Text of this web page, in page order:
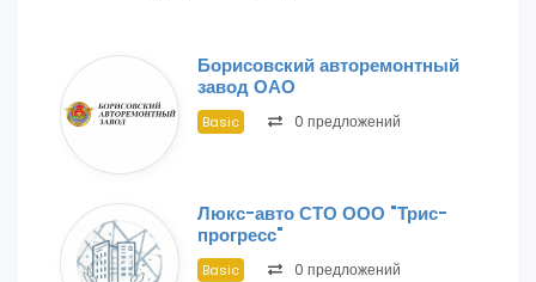
Борисовский авторемонтный
завод ОАО
Basic 0 предложений
Люкс-авто СТО ООО "Трис-
прогресс"
Basic 0 предложений